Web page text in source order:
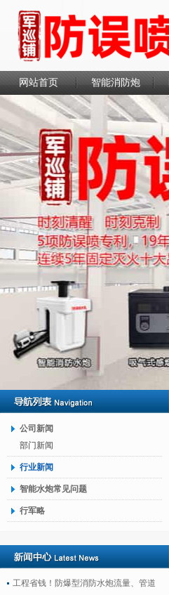
网站首页 智能消防炮
联系我们
公司新闻
部门新闻
行业新闻
智能水炮常见问题
行军略
工程省钱！防爆型消防水炮流量、管道